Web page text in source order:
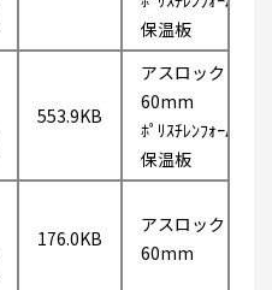
保温板
553.9KB
アスロック
60mm
ﾎﾟﾘｽﾁﾚﾝﾌｫｰﾑ
保温板
176.0KB
アスロック
60mm